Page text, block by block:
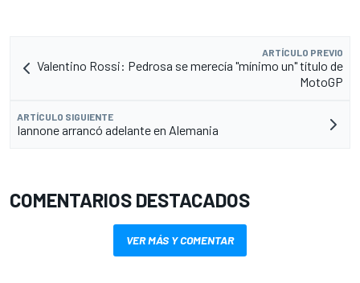
ARTÍCULO PREVIO
Valentino Rossi: Pedrosa se merecía "mínimo un" título de
MotoGP
ARTÍCULO SIGUIENTE
Iannone arrancó adelante en Alemania
COMENTARIOS DESTACADOS
VER MÁS Y COMENTAR